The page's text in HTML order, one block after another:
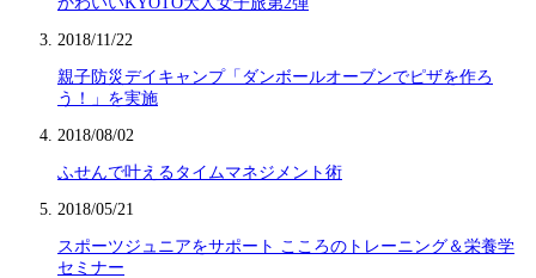
2018/11/22
親子防災デイキャンプ「ダンボールオーブンでピザを作ろ
う！」を実施
2018/08/02
ふせんで叶えるタイムマネジメント術
2018/05/21
スポーツジュニアをサポート こころのトレーニング＆栄養学
セミナー